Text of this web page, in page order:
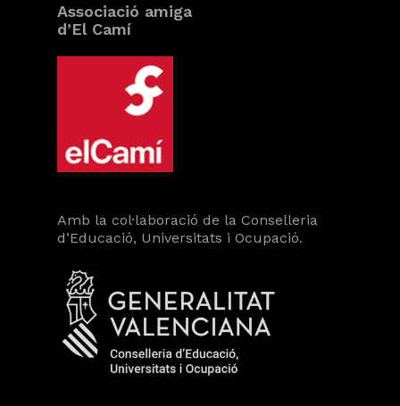
Associació amiga
d’El Camí
Amb la col·laboració de la Conselleria
d’Educació, Universitats i Ocupació.